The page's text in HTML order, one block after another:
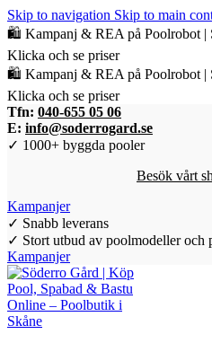
Skip to navigation Skip to main
🛍️ Kampanj & REA på Poolrobot
Klicka och se priser
🛍️ Kampanj & REA på Poolrobot
Klicka och se priser
Tfn: 040-655 05 06
E: info@soderrogard.se
✓ 1000+ byggda pooler
Besök vårt
Kampanjer
✓ Snabb leverans
✓ Stort utbud av poolmodeller och
Kampanjer